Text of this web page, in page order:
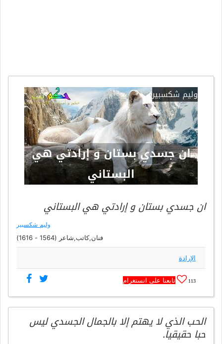
ان جسدي بستان و إرادتي هي البستاني
وليم شكسبير
فنان,كاتب,شاعر (1564 - 1616)
الإرادة
113 تابعنا على انستغرام
الحب الذي لا يهتم إلا بالجمال الجسدي ليس
حبا حقيقيا.